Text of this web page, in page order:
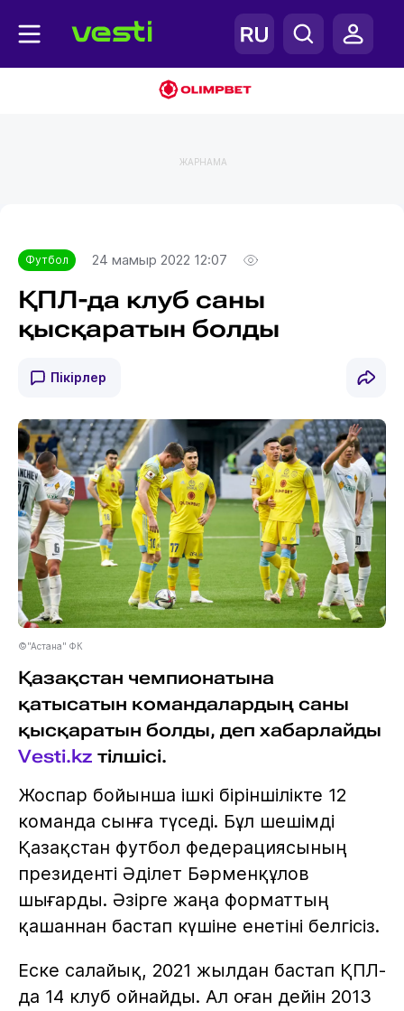
ЖАРНАМА
Футбол 24 мамыр 2022 12:07
ҚПЛ-да клуб саны
қысқаратын болды
Пікірлер
©"Астана" ФК
Қазақстан чемпионатына
қатысатын командалардың саны
қысқаратын болды, деп хабарлайды
Vesti.kz тілшісі.
Жоспар бойынша ішкі біріншілікте 12
команда сынға түседі. Бұл шешімді
Қазақстан футбол федерациясының
президенті Әділет Бәрменқұлов
шығарды. Әзірге жаңа форматтың
қашаннан бастап күшіне енетіні белгісіз.
Еске салайық, 2021 жылдан бастап ҚПЛ-
да 14 клуб ойнайды. Ал оған дейін 2013